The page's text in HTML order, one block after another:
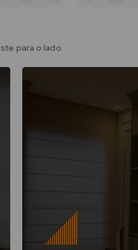
para o lado.